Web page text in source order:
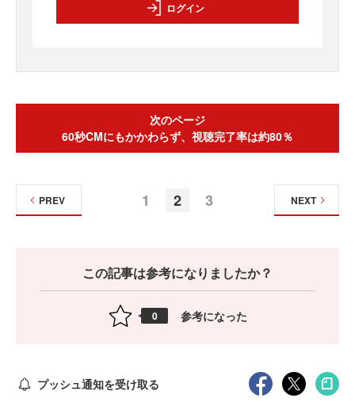
ログイン
次のページ
60秒CMにもかかわらず、視聴完了率は約80％
1 2 3
PREV NEXT
この記事は参考になりましたか？
0 参考になった
プッシュ通知を受け取る